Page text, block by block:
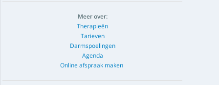
Meer over:
Therapieën
Tarieven
Darmspoelingen
Agenda
Online afspraak maken